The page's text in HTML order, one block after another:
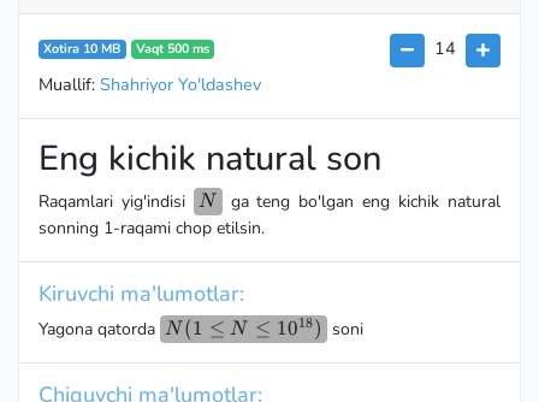
Xotira 10 MB Vaqt 500 ms
14
Muallif: Shahriyor Yo'ldashev
Eng kichik natural son
Raqamlari yig'indisi N
N
ga teng bo'lgan eng kichik natural
sonning 1-raqami chop etilsin.
Kiruvchi ma'lumotlar:
Yagona qatorda N(1≤N≤10^{18})
N (1 ≤ N ≤ 1018) soni
Chiquvchi ma'lumotlar: